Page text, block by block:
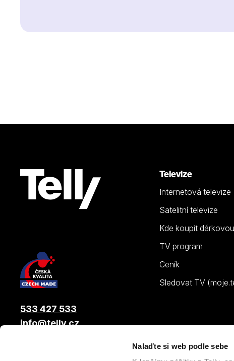
Nalaďte si web podle sebe
Televize
Internetová televize
Satelitní televize
Kde koupit
TV program
Ceník
Sledovat TV
533 427 533
info@telly.cz